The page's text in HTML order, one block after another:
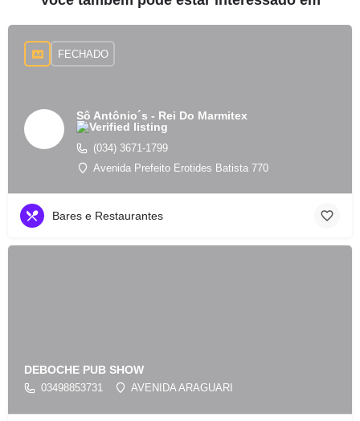
Sô Antônio´s - Rei Do Marmitex
(034) 3671-1799
Avenida Prefeito Erotides Batista 770
FECHADO
Bares e Restaurantes
DEBOCHE PUB SHOW
03498853731 AVENIDA ARAGUARI